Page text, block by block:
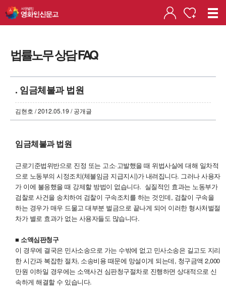
법률노무 상담 FAQ
. 임금체불과 법원
김현호 / 2012.05.19 / 공개글
임금체불과 법원
근로기준법위반으로 진정 또는 고소·고발했을 때 위법사실에 대해 일차적
으로 노동부의 시정조치(체불임금 지급지시)가 내려집니다. 그러나 사용자
가 이에 불응했을 때 강제할 방법이 없습니다. 실질적인 효과는 노동부가
검찰로 사건을 송치하여 검찰이 구속조치를 하는 것인데, 검찰이 구속을
하는 경우가 매우 드물고 대부분 벌금으로 끝나게 되어 이러한 형사처벌절
차가 별로 효과가 없는 사용자들도 많습니다.
■ 소액심판청구
이 경우에 결국은 민사소송으로 가는 수밖에 없고 민사소송은 길고도 지리
한 시간과 복잡한 절차, 소송비용 때문에 망설이게 되는데, 청구금액 2,000
만원 이하일 경우에는 소액사건 심판청구절차로 진행하면 상대적으로 신
속하게 해결할 수 있습니다.